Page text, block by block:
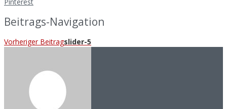
Pinterest
Beitrags-Navigation
Vorheriger Beitragslider-5